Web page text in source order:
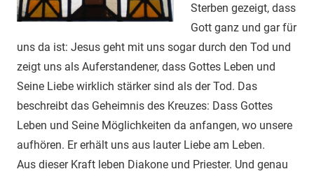
Sterben gezeigt, dass
Gott ganz und gar für
uns da ist: Jesus geht mit uns sogar durch den Tod und
zeigt uns als Auferstandener, dass Gottes Leben und
Seine Liebe wirklich stärker sind als der Tod. Das
beschreibt das Geheimnis des Kreuzes: Dass Gottes
Leben und Seine Möglichkeiten da anfangen, wo unsere
aufhören. Er erhält uns aus lauter Liebe am Leben.
Aus dieser Kraft leben Diakone und Priester. Und genau